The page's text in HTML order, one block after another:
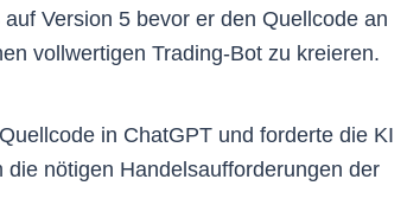
Version 5 bevor er den Quellcode an
vollwertigen Trading-Bot zu kreieren.
in ChatGPT und forderte die KI
nötigen Handelsaufforderungen der